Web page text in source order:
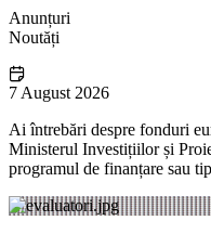
Anunțuri
Noutăți
7 August 2026
Ai întrebări despre fonduri
Ministerul Investițiilor și
programul de finanțare sau